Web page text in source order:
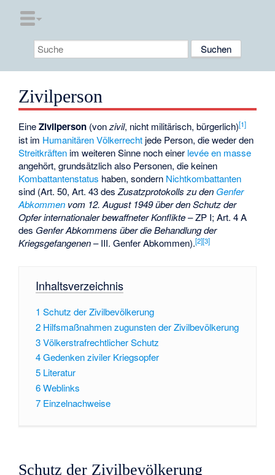
Zivilperson
EineZivilperson (vonzivil, nicht militärisch, bürgerlich)[1]
ist im Humanitären Völkerrecht jede Person, die weder den
Streitkräften im weiteren Sinne noch einer levée en masse
angehört, grundsätzlich also Personen, die keinen
Kombattantenstatus haben, sondern Nichtkombattanten
sind (Art. 50, Art. 43 desZusatzprotokolls zu den Genfer
Abkommen vom 12. August 1949 über den Schutz der
Opfer internationaler bewaffneter Konflikte– ZP I; Art. 4 A
des Genfer Abkommens über die Behandlung der
Kriegsgefangenen– III. Genfer Abkommen).[2][3]
Inhaltsverzeichnis
1 Schutz der Zivilbevölkerung
2 Hilfsmaßnahmen zugunsten der Zivilbevölkerung
3Völkerstrafrechtlicher Schutz
4Gedenken ziviler Kriegsopfer
5 Literatur
6Weblinks
7 Einzelnachweise
Schutz der Zivilbevölkerung